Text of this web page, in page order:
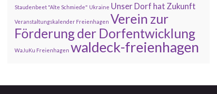
Staudenbeet "Alte Schmiede" Ukraine Unser Dorf hat Zukunft
Veranstaltungskalender Freienhagen Verein zur
Förderung der Dorfentwicklung
WaJuKu Freienhagen waldeck-freienhagen